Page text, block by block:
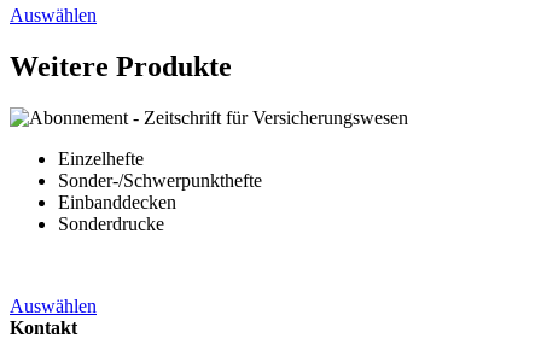
Auswählen
Weitere Produkte
Einzelhefte
Sonder-/Schwerpunkthefte
Einbanddecken
Sonderdrucke
Auswählen
Kontakt